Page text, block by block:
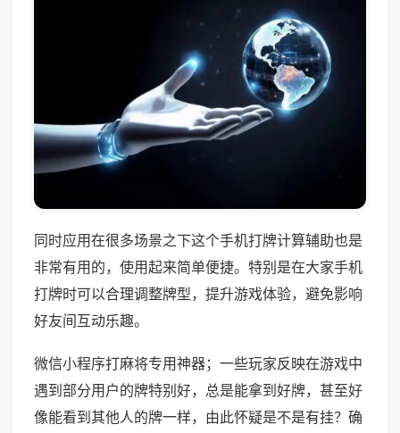
同时应用在很多场景之下这个手机打牌计算辅助也是
非常有用的，使用起来简单便捷。特别是在大家手机
打牌时可以合理调整牌型，提升游戏体验，避免影响
好友间互动乐趣。
微信小程序打麻将专用神器；一些玩家反映在游戏中
遇到部分用户的牌特别好，总是能拿到好牌，甚至好
像能看到其他人的牌一样，由此怀疑是不是有挂？确